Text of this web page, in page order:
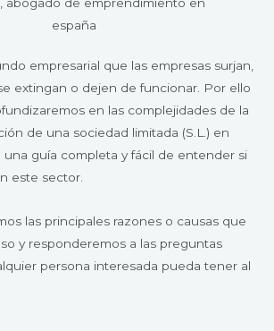
empresarial que las empresas surjan,
extingan o dejen de funcionar. Por ello
en las complejidades de la
de una sociedad limitada (S.L.) en
una guía completa y fácil de entender si
este sector.
las principales razones o causas que
y responderemos a las preguntas
persona interesada pueda tener al